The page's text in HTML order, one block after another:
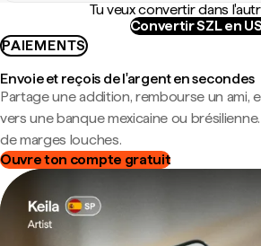
Tu veux convertir dans
Convertir SZL en
PAIEMENTS
Envoie et reçois de l'argent en secondes
Partage une addition, rembourse un ami,
vers une banque mexicaine ou
de marges louches.
Ouvre ton compte gratuit